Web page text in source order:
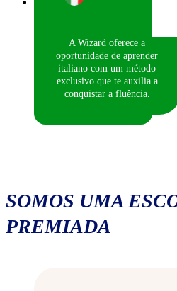
A Wizard oferece a
oportunidade de aprender
italiano com um método
exclusivo que te auxilia a
conquistar a fluência.
SOMOS UMA
PREMIADA